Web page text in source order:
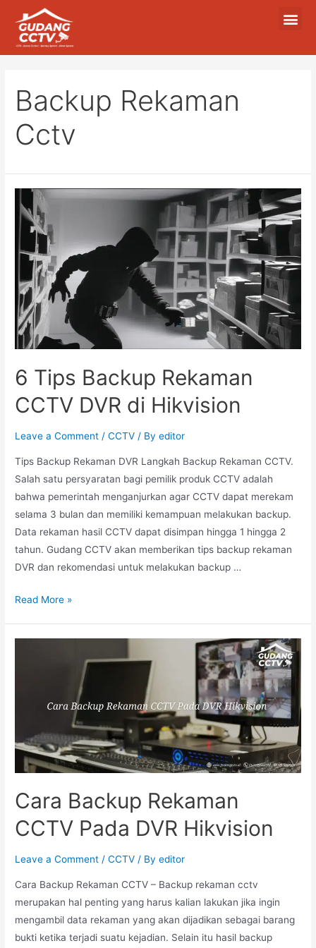
Backup Rekaman
Cctv
6 Tips Backup Rekaman
CCTV DVR di Hikvision
Leave a Comment /CCTV / Byeditor
Tips Backup Rekaman DVR Langkah Backup Rekaman CCTV.
Salah satu persyaratan bagi pemilik produk CCTV adalah
bahwa pemerintah menganjurkan agar CCTV dapat merekam
selama 3 bulan dan memiliki kemampuan melakukan backup.
Data rekaman hasil CCTV dapat disimpan hingga 1 hingga 2
tahun. Gudang CCTV akan memberikan tips backup rekaman
DVR dan rekomendasi untuk melakukan backup …
Read More »
Cara Backup Rekaman
CCTV Pada DVR Hikvision
Leave a Comment /CCTV / Byeditor
Cara Backup Rekaman CCTV – Backup rekaman cctv
merupakan hal penting yang harus kalian lakukan jika ingin
mengambil data rekaman yang akan dijadikan sebagai barang
bukti ketika terjadi suatu kejadian. Selain itu hasil backup